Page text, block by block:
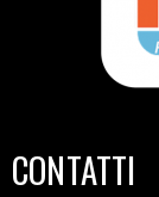
CONTATTI